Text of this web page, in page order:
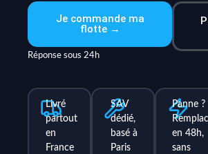
Je commande ma
flotte →
Réponse sous 24h
Livré
partout
en
France
SAV
dédié,
basé à
Paris
Panne ?
en 48h,
sans